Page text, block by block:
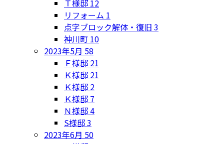
Ｔ様邸 12
リフォーム 1
点字ブロック解体・復旧 3
神川町 10
2023年5月 58
Ｆ様邸 21
Ｋ様邸 21
Ｋ様邸 2
Ｋ様邸 7
Ｎ様邸4
S様邸3
2023年6月 50